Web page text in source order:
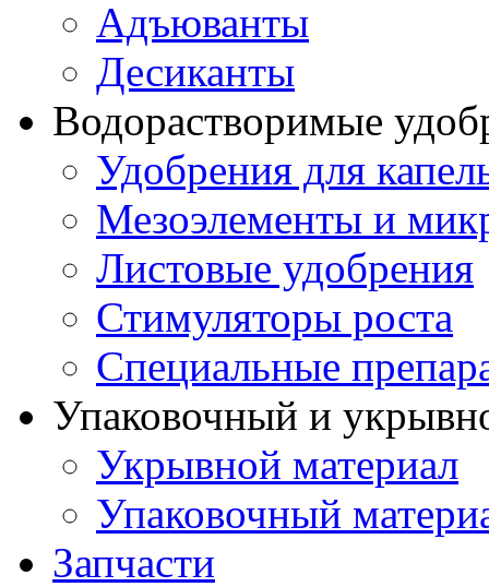
Адъюванты
Десиканты
Водорастворимые
Удобрения для
Мезоэлементы и
Листовые удобрения
Стимуляторы роста
Специальные
Упаковочный и
Укрывной материал
Упаковочный
Запчасти